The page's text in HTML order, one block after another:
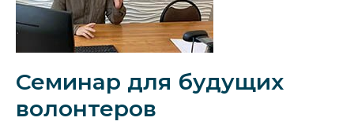
Семинар для будущих
волонтеров